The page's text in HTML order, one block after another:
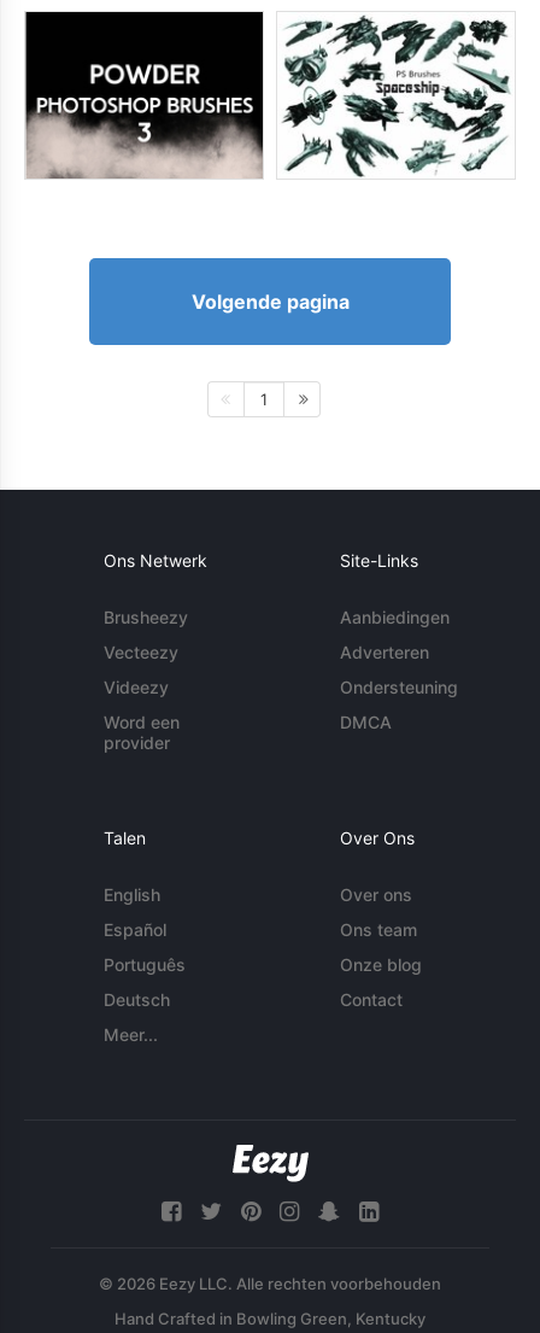
Volgende pagina
1
Ons Netwerk
Brusheezy
Vecteezy
Videezy
Word een
provider
Site-Links
Aanbiedingen
Adverteren
Ondersteuning
DMCA
Talen
English
Español
Português
Deutsch
Meer...
Over Ons
Over ons
Ons team
Onze blog
Contact
© 2026 Eezy LLC. Alle rechten voorbehouden